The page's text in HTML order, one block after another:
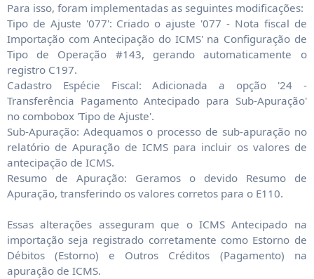
Para isso, foram implementadas as seguintes modificações:
Tipo de Ajuste '077': Criado o ajuste '077 - Nota fiscal de
Importação com Antecipação do ICMS' na Configuração de
Tipo de Operação #143, gerando automaticamente o
registro C197.
Cadastro Espécie Fiscal: Adicionada a opção '24 -
Transferência Pagamento Antecipado para Sub-Apuração'
no combobox 'Tipo de Ajuste'.
Sub-Apuração: Adequamos o processo de sub-apuração no
relatório de Apuração de ICMS para incluir os valores de
antecipação de ICMS.
Resumo de Apuração: Geramos o devido Resumo de
Apuração, transferindo os valores corretos para o E110.
Essas alterações asseguram que o ICMS Antecipado na
importação seja registrado corretamente como Estorno de
Débitos (Estorno) e Outros Créditos (Pagamento) na
apuração de ICMS.